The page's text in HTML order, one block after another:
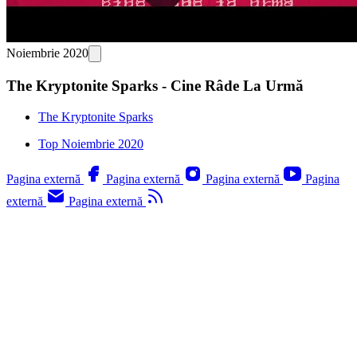
Noiembrie 2020
The Kryptonite Sparks - Cine Râde La Urmă
The Kryptonite Sparks
Top Noiembrie 2020
Pagina externă Pagina externă Pagina externă
Pagina
externă
Pagina externă